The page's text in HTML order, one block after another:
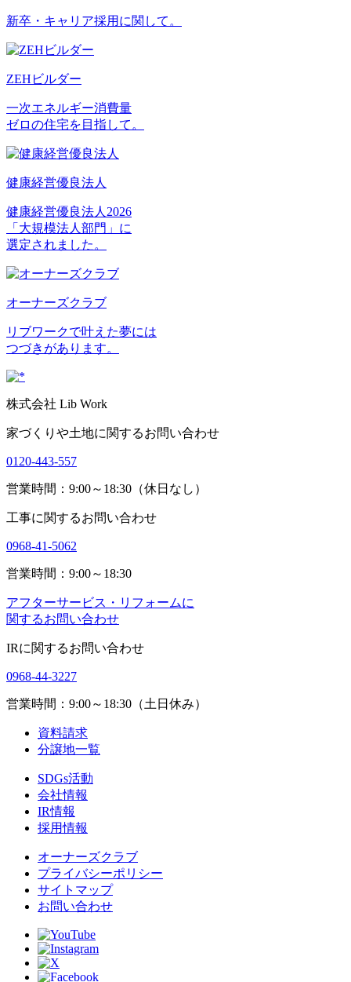
新卒・キャリア採用に関して。
ZEHビルダー
一次エネルギー消費量
ゼロの住宅を目指して。
健康経営優良法人
健康経営優良法人2026
「大規模法人部門」に
選定されました。
オーナーズクラブ
リブワークで叶えた夢には
つづきがあります。
株式会社 Lib Work
家づくりや土地に関するお問い合わせ
0120-443-557
営業時間：9:00～18:30（休日なし）
工事に関するお問い合わせ
0968-41-5062
営業時間：9:00～18:30
アフターサービス・リフォームに
関するお問い合わせ
IRに関するお問い合わせ
0968-44-3227
営業時間：9:00～18:30（土日休み）
資料請求
分譲地一覧
SDGs活動
会社情報
IR情報
採用情報
オーナーズクラブ
プライバシーポリシー
サイトマップ
お問い合わせ